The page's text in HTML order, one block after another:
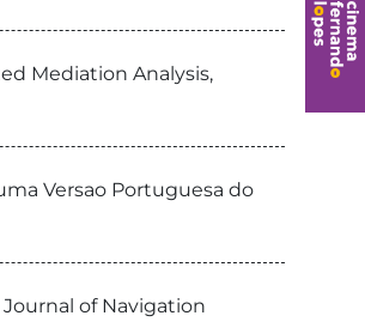
Mediation Analysis,
Versao Portuguesa do
of Navigation